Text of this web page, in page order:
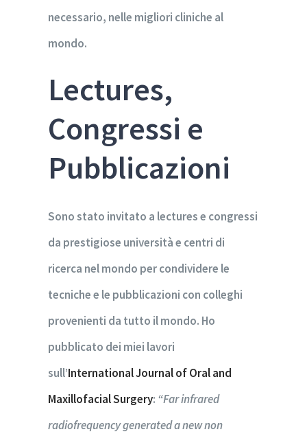
necessario, nelle migliori cliniche al
mondo.
Lectures,
Congressi e
Pubblicazioni
Sono stato invitato a lectures e congressi
da prestigiose università e centri di
ricerca nel mondo per condividere le
tecniche e le pubblicazioni con colleghi
provenienti da tutto il mondo. Ho
pubblicato dei miei lavori
sull’International Journal of Oral and
Maxillofacial Surgery: “Far infrared
radiofrequency generated a new non